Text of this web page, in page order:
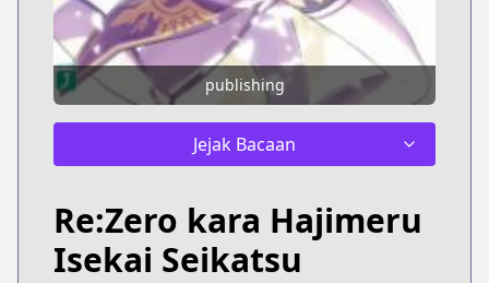
publishing
Jejak Bacaan
Re:Zero kara Hajimeru
Isekai Seikatsu